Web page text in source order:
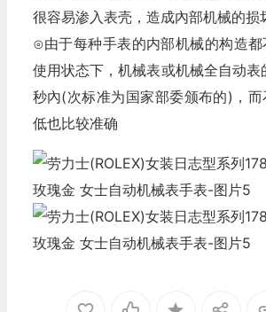
很容易渗入表壳，造成內部机械的损
⊙由于每种手表的内部机械的构造
使用状态下，机械表或机械全自动
秒內(次标准为国家部委颁布的)，
低也比较准确